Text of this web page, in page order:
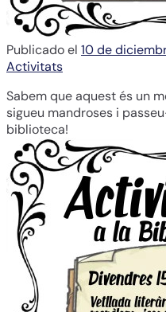
Publicado el 10 de
Activitats
Sabem que aquest és un
sigueu mandroses i
biblioteca!